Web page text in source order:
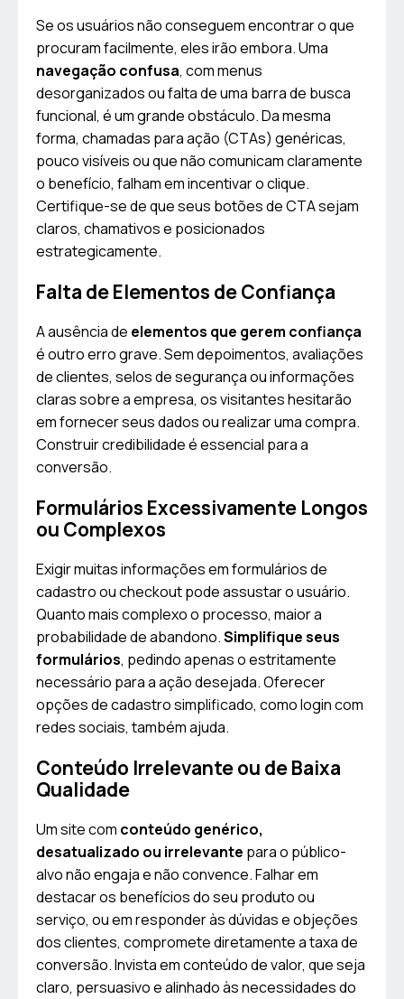
Se os usuários não conseguem encontrar o que
procuram facilmente, eles irão embora. Uma
navegação confusa, com menus
desorganizados ou falta de uma barra de busca
funcional, é um grande obstáculo. Da mesma
forma, chamadas para ação (CTAs) genéricas,
pouco visíveis ou que não comunicam claramente
o benefício, falham em incentivar o clique.
Certifique-se de que seus botões de CTA sejam
claros, chamativos e posicionados
estrategicamente.
Falta de Elementos de Confiança
A ausência de elementos que gerem confiança
é outro erro grave. Sem depoimentos, avaliações
de clientes, selos de segurança ou informações
claras sobre a empresa, os visitantes hesitarão
em fornecer seus dados ou realizar uma compra.
Construir credibilidade é essencial para a
conversão.
Formulários Excessivamente Longos
ou Complexos
Exigir muitas informações em formulários de
cadastro ou checkout pode assustar o usuário.
Quanto mais complexo o processo, maior a
probabilidade de abandono.Simplifique seus
formulários, pedindo apenas o estritamente
necessário para a ação desejada. Oferecer
opções de cadastro simplificado, como login com
redes sociais, também ajuda.
Conteúdo Irrelevante ou de Baixa
Qualidade
Um site com conteúdo genérico,
desatualizado ou irrelevante para o público-
alvo não engaja e não convence. Falhar em
destacar os benefícios do seu produto ou
serviço, ou em responder às dúvidas e objeções
dos clientes, compromete diretamente a taxa de
conversão. Invista em conteúdo de valor, que seja
claro, persuasivo e alinhado às necessidades do